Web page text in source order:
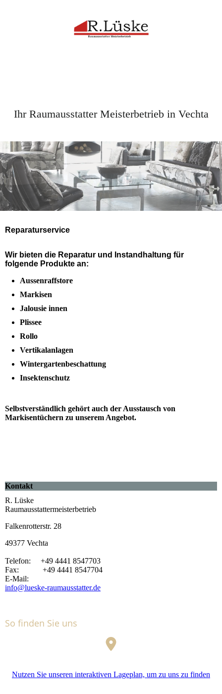
Ihr Raumausstatter Meisterbetrieb in Vechta
Reparaturservice
Wir bieten die Reparatur und Instandhaltung für
folgende Produkte an:
Aussenraffstore
Markisen
Jalousie innen
Plissee
Rollo
Vertikalanlagen
Wintergartenbeschattung
Insektenschutz
Selbstverständlich gehört auch der Ausstausch von
Markisentüchern zu unserem Angebot.
Kontakt
R. Lüske
Raumausstattermeisterbetrieb
Falkenrotterstr. 28
49377 Vechta
Telefon: +49 4441 8547703
Fax: +49 4441 8547704
E-Mail:
info@lueske-raumausstatter.de
So finden Sie uns
Nutzen Sie unseren interaktiven La­ge­plan, um zu uns zu finden